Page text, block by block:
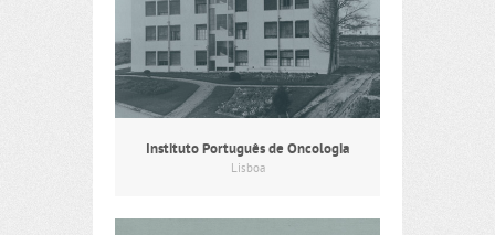
Instituto Português de Oncologia
Lisboa